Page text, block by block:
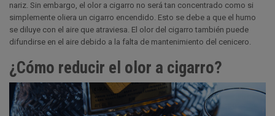
nariz. Sin embargo, el olor a cigarro no será tan concentrado como si
simplemente oliera un cigarro encendido. Esto se debe a que el humo
se diluye con el aire que atraviesa. El olor del cigarro también puede
difundirse en el aire debido a la falta de mantenimiento del cenicero.
¿Cómo reducir el olor a cigarro?